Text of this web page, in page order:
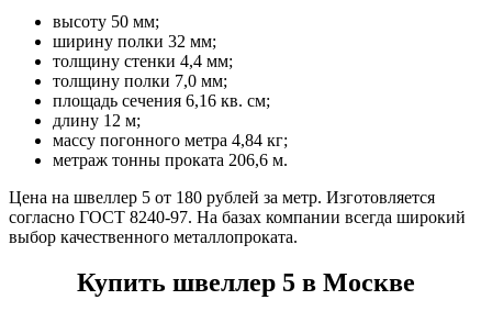
высоту 50 мм;
ширину полки 32 мм;
толщину стенки 4,4 мм;
толщину полки 7,0 мм;
площадь сечения 6,16 кв. см;
длину 12 м;
массу погонного метра 4,84 кг;
метраж тонны проката 206,6 м.
Цена на швеллер 5 от 180 рублей за метр. Изготовляется
согласно ГОСТ 8240-97. На базах компании всегда широкий
выбор качественного металлопроката.
Купить швеллер 5 в Москве